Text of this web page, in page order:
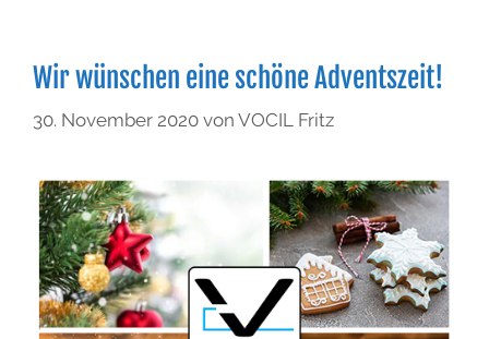
Wir wünschen eine schöne Adventszeit!
30. November 2020 von VOCIL Fritz